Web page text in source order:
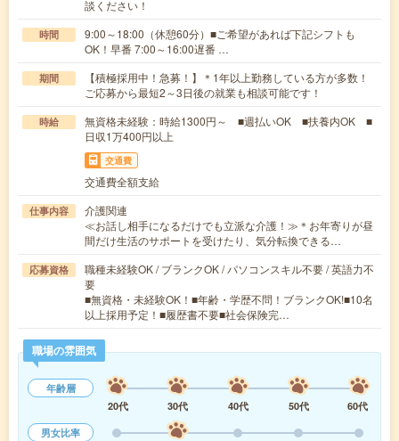
談ください！
時間
9:00～18:00（休憩60分）■ご希望があれば下記シフトも
OK！早番 7:00～16:00遅番 …
期間
【積極採用中！急募！】＊1年以上勤務している方が多数！
ご応募から最短2～3日後の就業も相談可能です！
時給
無資格未経験：時給1300円～ ■週払いOK ■扶養内OK ■
日収1万400円以上
交通費
交通費全額支給
仕事内容
介護関連
≪お話し相手になるだけでも立派な介護！≫＊お年寄りが昼
間だけ生活のサポートを受けたり、気分転換できる…
応募資格
職種未経験OK / ブランクOK / パソコンスキル不要 / 英語力不
要
■無資格・未経験OK！■年齢・学歴不問！ブランクOK!■10名
以上採用予定！■履歴書不要■社会保険完…
職場の雰囲気
年齢層
20代
30代 40代 50代
60代
男女比率